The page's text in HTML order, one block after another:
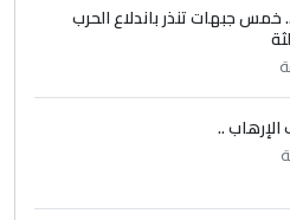
خمس جبهات تنذر باندلاع الحرب
..